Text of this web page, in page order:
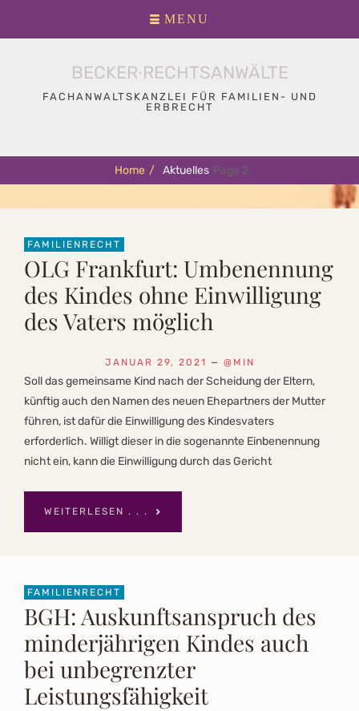
MENU
BECKER∙RECHTSANWÄLTE
FACHANWALTSKANZLEI FÜR FAMILIEN- UND
ERBRECHT
Home / Aktuelles Page 2
FAMILIENRECHT
OLG Frankfurt: Umbenennung
des Kindes ohne Einwilligung
des Vaters möglich
JANUAR 29, 2021 — @MIN
Soll das gemeinsame Kind nach der Scheidung der Eltern,
künftig auch den Namen des neuen Ehepartners der Mutter
führen, ist dafür die Einwilligung des Kindesvaters
erforderlich. Willigt dieser in die sogenannte Einbenennung
nicht ein, kann die Einwilligung durch das Gericht
WEITERLESEN . . .
FAMILIENRECHT
BGH: Auskunftsanspruch des
minderjährigen Kindes auch
bei unbegrenzter
Leistungsfähigkeit